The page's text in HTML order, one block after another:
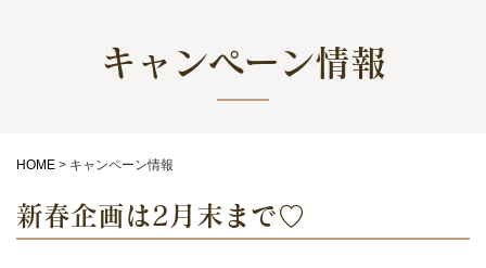
キャンペーン情報
HOME > キャンペーン情報
新春企画は2月末まで♡